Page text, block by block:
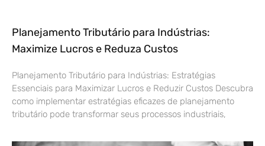
Planejamento Tributário para Indústrias:
Maximize Lucros e Reduza Custos
Planejamento Tributário para Indústrias: Estratégias
Essenciais para Maximizar Lucros e Reduzir Custos Descubra
como implementar estratégias eficazes de planejamento
tributário pode transformar seus processos industriais,